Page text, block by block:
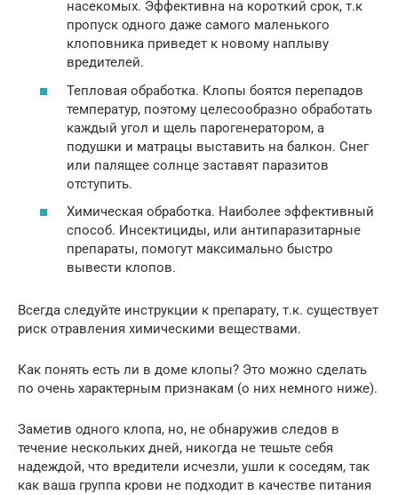
насекомых. Эффективна на короткий срок, т.к
пропуск одного даже самого маленького
клоповника приведет к новому наплыву
вредителей.
Тепловая обработка. Клопы боятся перепадов
температур, поэтому целесообразно обработать
каждый угол и щель парогенератором, а
подушки и матрацы выставить на балкон. Снег
или палящее солнце заставят паразитов
отступить.
Химическая обработка. Наиболее эффективный
способ. Инсектициды, или антипаразитарные
препараты, помогут максимально быстро
вывести клопов.
Всегда следуйте инструкции к препарату, т.к. существует
риск отравления химическими веществами.
Как понять есть ли в доме клопы? Это можно сделать
по очень характерным признакам (о них немного ниже).
Заметив одного клопа, но, не обнаружив следов в
течение нескольких дней, никогда не тешьте себя
надеждой, что вредители исчезли, ушли к соседям, так
как ваша группа крови не подходит в качестве питания